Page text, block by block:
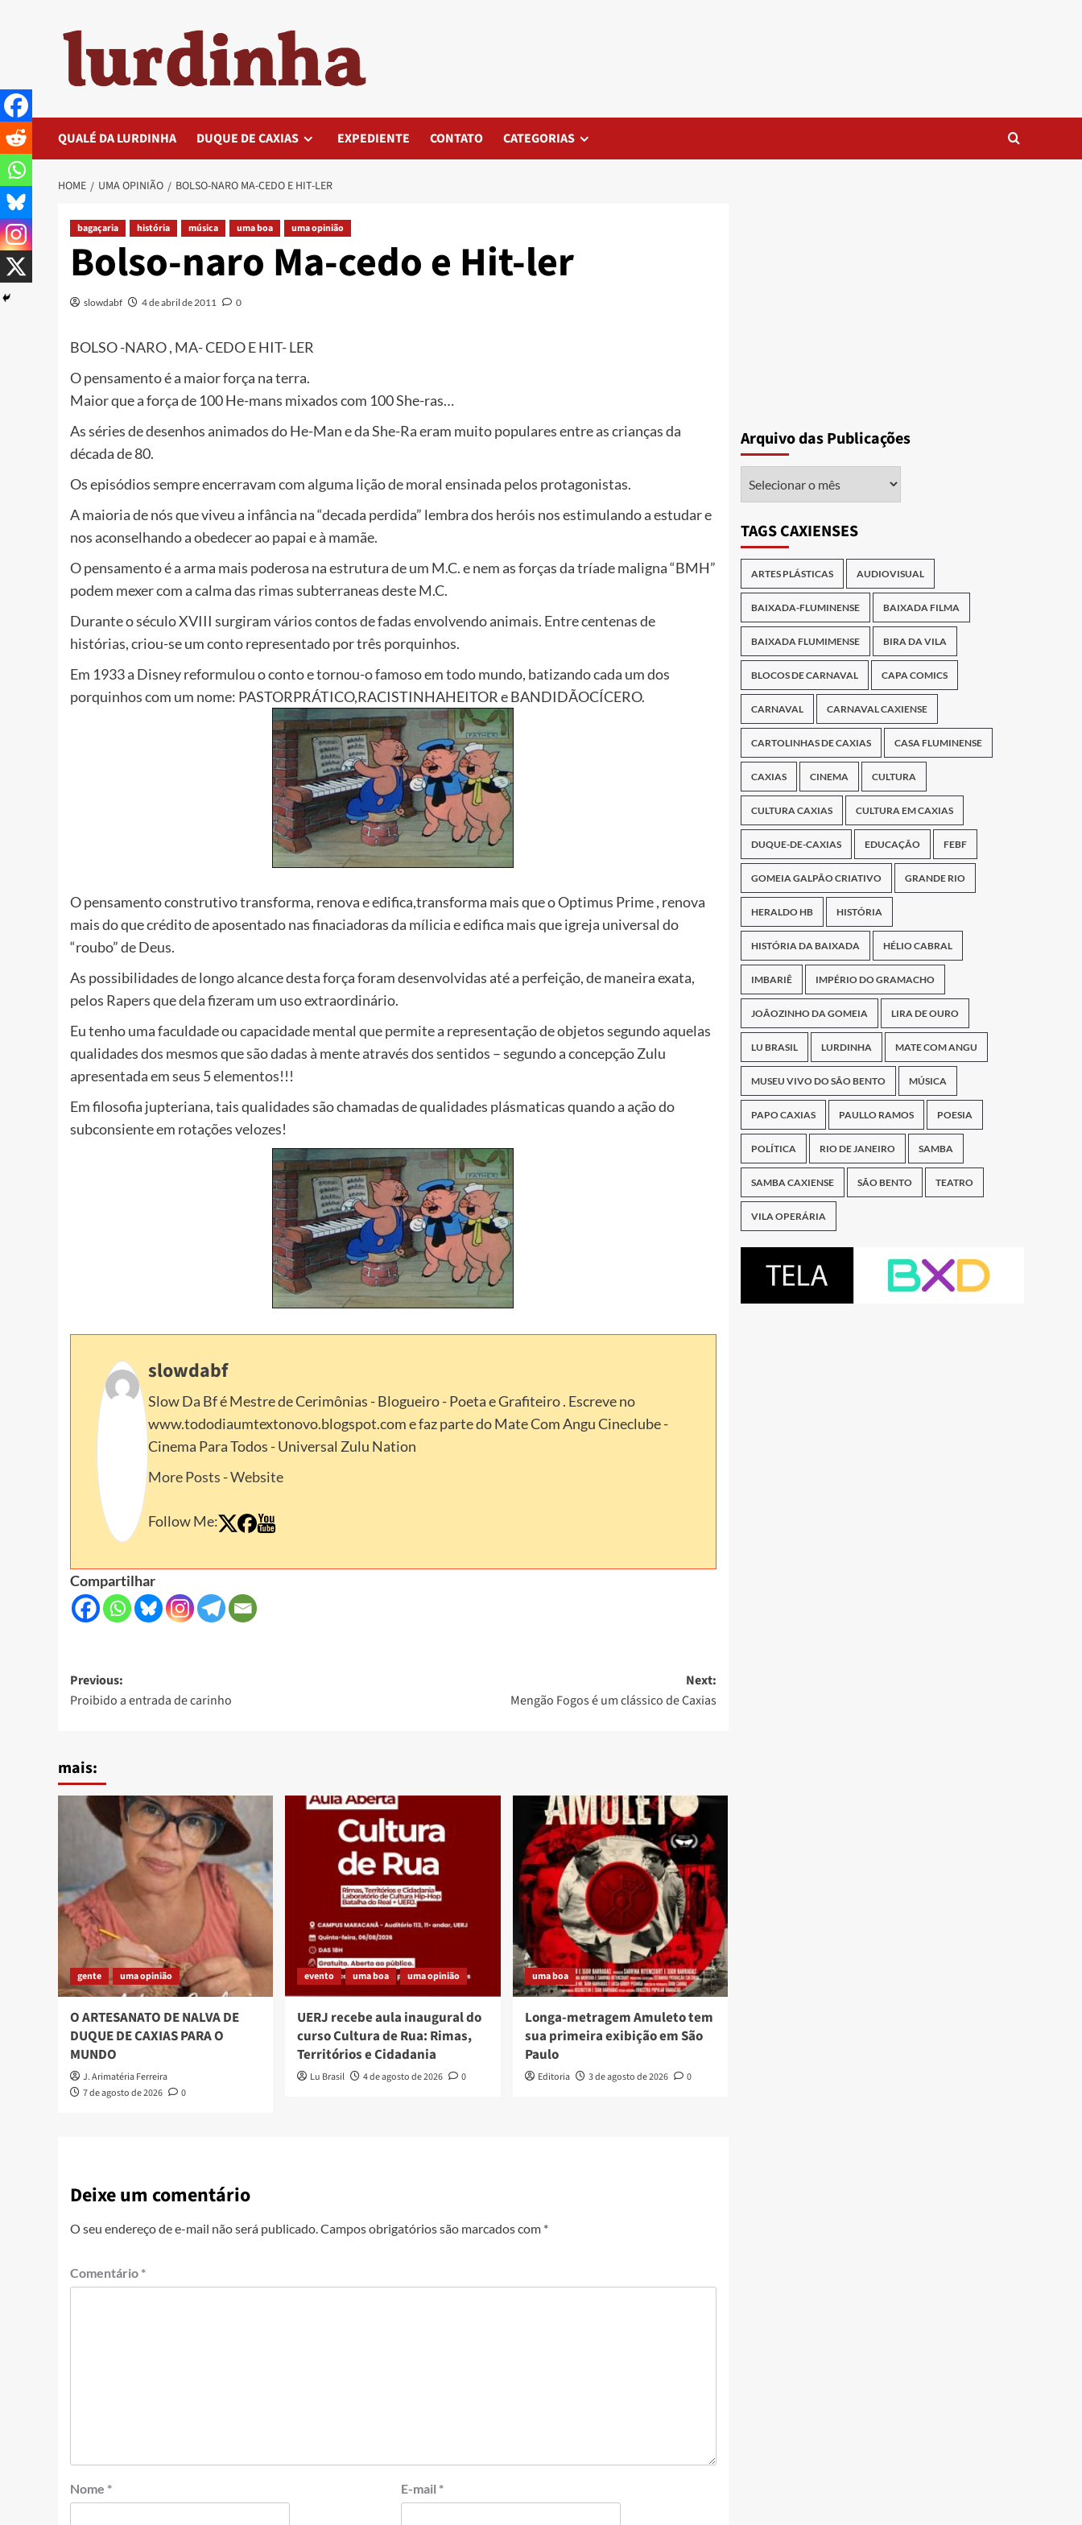
QUALÉ DA LURDINHA DUQUE DE CAXIAS EXPEDIENTE CONTATO CATEGORIAS
HOME UMA OPINIÃO BOLSO-NARO MA-CEDO E HIT-LER
bagaçaria história música uma boa uma opinião
Bolso-naro Ma-cedo e Hit-ler
slowdabf 4 de abril de 2011 0
BOLSO -NARO , MA- CEDO E HIT- LER
O pensamento é a maior força na terra.
Maior que a força de 100 He-mans mixados com 100 She-ras…
As séries de desenhos animados do He-Man e da She-Ra eram muito populares entre as crianças da
década de 80.
Os episódios sempre encerravam com alguma lição de moral ensinada pelos protagonistas.
A maioria de nós que viveu a infância na “decada perdida” lembra dos heróis nos estimulando a estudar e
nos aconselhando a obedecer ao papai e à mamãe.
O pensamento é a arma mais poderosa na estrutura de um M.C. e nem as forças da tríade maligna “BMH”
podem mexer com a calma das rimas subterraneas deste M.C.
Durante o século XVIII surgiram vários contos de fadas envolvendo animais. Entre centenas de
histórias, criou-se um conto representado por três porquinhos.
Em 1933 a Disney reformulou o conto e tornou-o famoso em todo mundo, batizando cada um dos
porquinhos com um nome: PASTORPRÁTICO,RACISTINHAHEITOR e BANDIDÃOCÍCERO.
O pensamento construtivo transforma, renova e edifica,transforma mais que o Optimus Prime , renova
mais do que crédito de aposentado nas finaciadoras da mílicia e edifica mais que igreja universal do
“roubo” de Deus.
As possibilidades de longo alcance desta força foram desenvolvidas até a perfeição, de maneira exata,
pelos Rapers que dela fizeram um uso extraordinário.
Eu tenho uma faculdade ou capacidade mental que permite a representação de objetos segundo aquelas
qualidades dos mesmos que são dadas à mente através dos sentidos – segundo a concepção Zulu
apresentada em seus 5 elementos!!!
Em filosofia jupteriana, tais qualidades são chamadas de qualidades plásmaticas quando a ação do
subconsiente em rotações velozes!
slowdabf
Slow Da Bf é Mestre de Cerimônias - Blogueiro - Poeta e Grafiteiro . Escreve no
www.tododiaumtextonovo.blogspot.com e faz parte do Mate Com Angu Cineclube -
Cinema Para Todos - Universal Zulu Nation
More Posts -Website
Follow Me:
Compartilhar
Post
navigation
Previous:
Proibido a entrada de carinho
Next:
Mengão Fogos é um clássico de Caxias
mais:
gente uma opinião
O ARTESANATO DE NALVA DE
DUQUE DE CAXIAS PARA O
MUNDO
J. Arimatéria Ferreira
7 de agosto de 2026
0
evento uma boa uma opinião
UERJ recebe aula inaugural do
curso Cultura de Rua: Rimas,
Territórios e Cidadania
Lu Brasil 4 de agosto de 2026 0
uma boa
Longa-metragem Amuleto tem
sua primeira exibição em São
Paulo
Editoria 3 de agosto de 2026 0
Deixe um comentário
O seu endereço de e-mail não será publicado.Campos obrigatórios são marcados com *
Comentário *
Nome * E-mail *
Arquivo das Publicações
TAGS CAXIENSES
ARTES PLÁSTICAS AUDIOVISUAL
BAIXADA-FLUMINENSE BAIXADA FILMA
BAIXADA FLUMIMENSE BIRA DA VILA
BLOCOS DE CARNAVAL CAPA COMICS
CARNAVAL CARNAVAL CAXIENSE
CARTOLINHAS DE CAXIAS CASA FLUMINENSE
CAXIAS CINEMA CULTURA
CULTURA CAXIAS CULTURA EM CAXIAS
DUQUE-DE-CAXIAS EDUCAÇÃO FEBF
GOMEIA GALPÃO CRIATIVO GRANDE RIO
HERALDO HB HISTÓRIA
HISTÓRIA DA BAIXADA HÉLIO CABRAL
IMBARIÊ IMPÉRIO DO GRAMACHO
JOÃOZINHO DA GOMEIA LIRA DE OURO
LU BRASIL LURDINHA MATE COM ANGU
MUSEU VIVO DO SÃO BENTO MÚSICA
PAPO CAXIAS PAULLO RAMOS POESIA
POLÍTICA RIO DE JANEIRO SAMBA
SAMBA CAXIENSE SÃO BENTO TEATRO
VILA OPERÁRIA